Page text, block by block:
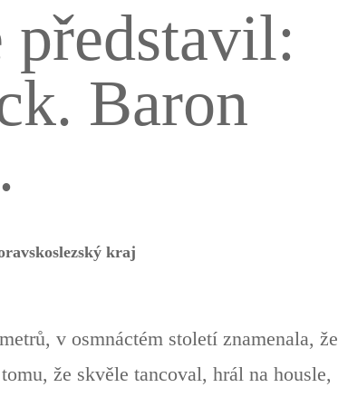
představil:
Baron
kraj
v osmnáctém století znamenala, že
že skvěle tancoval, hrál na housle,